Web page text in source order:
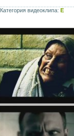
Категория видеоклипа: E